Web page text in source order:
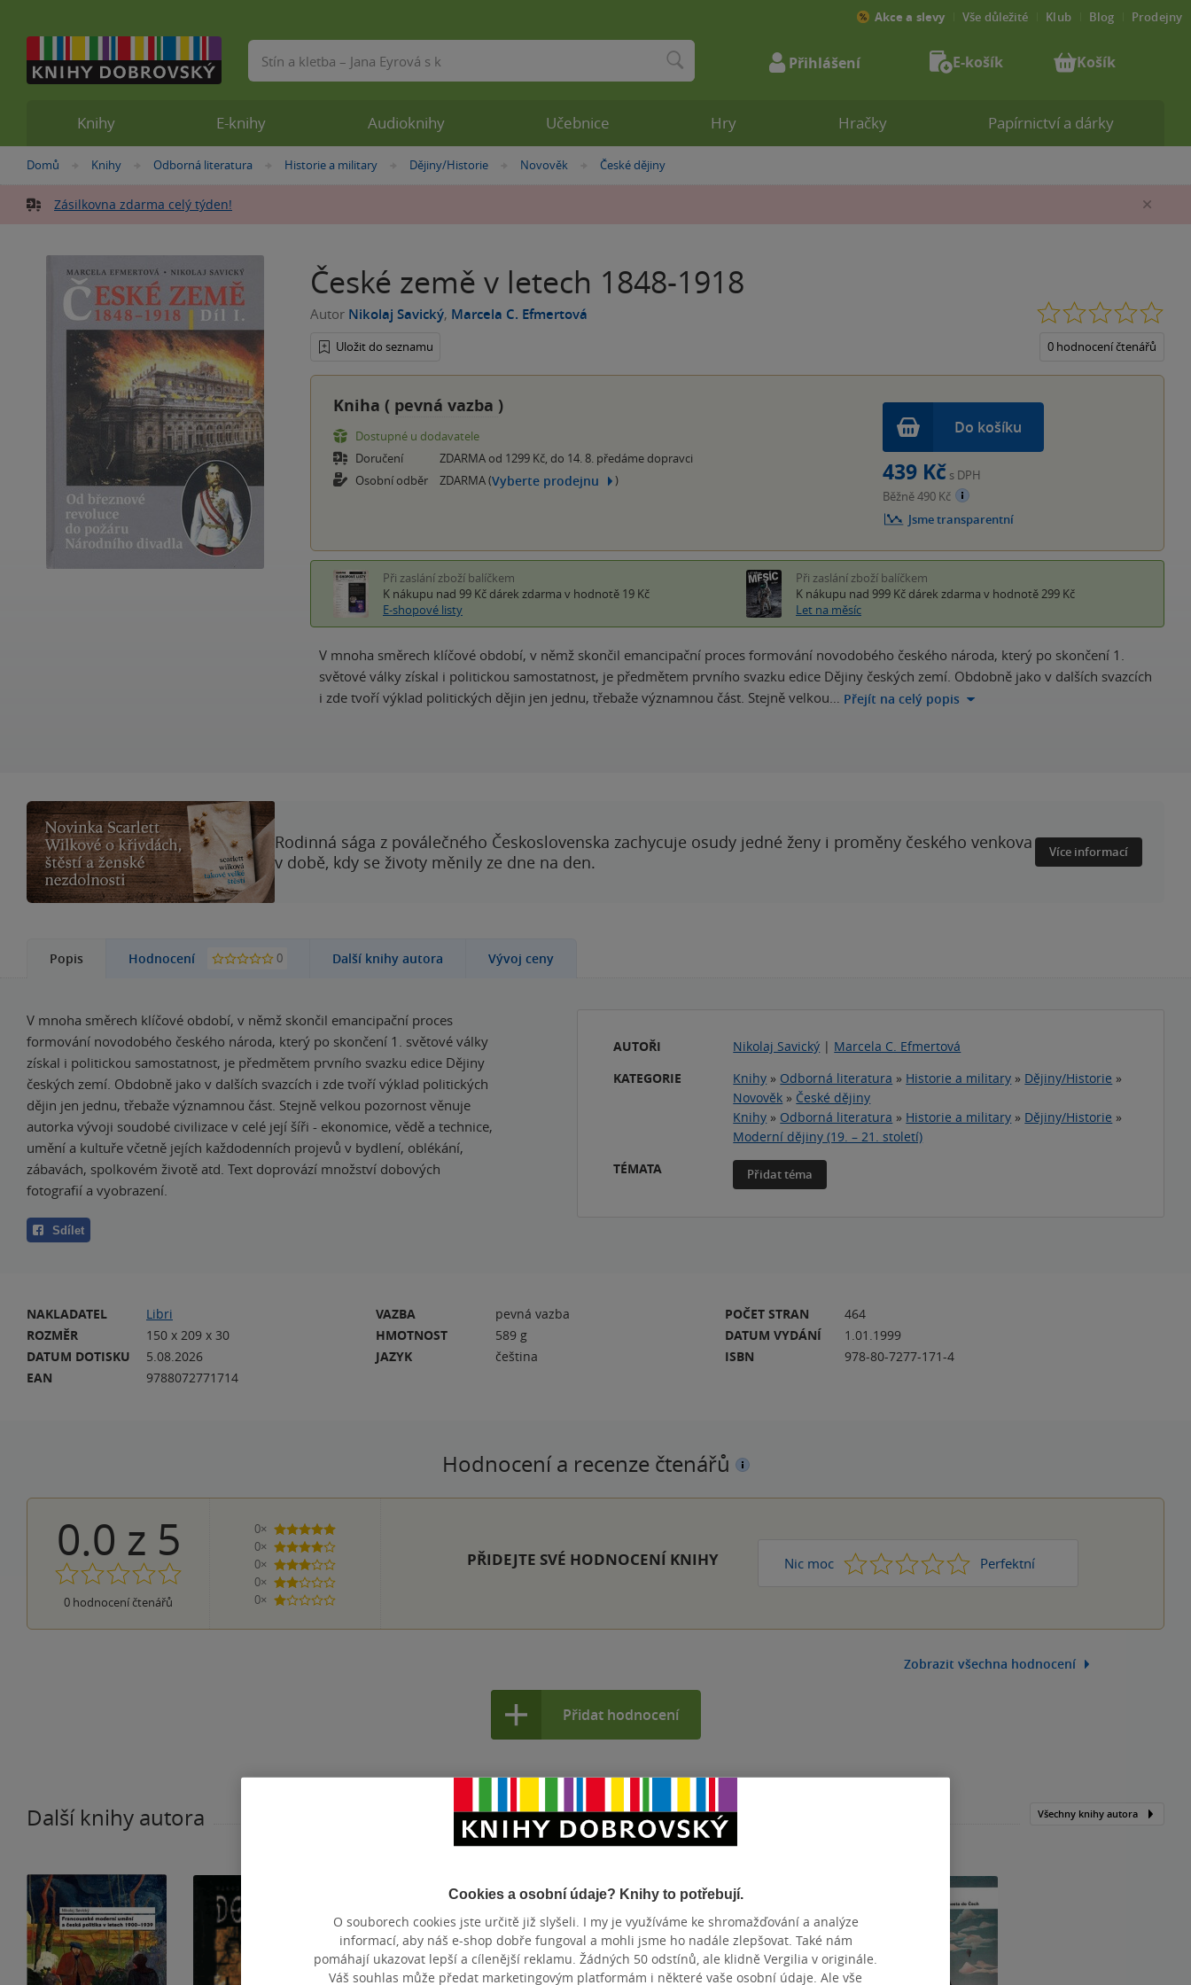
Nacházíte
zde:
Domů »
Knihy »
Odborná literatura »Historie a military »
Dějiny/Historie »
Novověk »
České dějiny
Zásilkovna zdarma celý týden!
České země v letech 1848-1918
Autor Nikolaj Savický, Marcela C. Efmertová
Uložit do seznamu 0 hodnocení čtenářů
Kniha ( pevná vazba )
Dostupné u dodavatele
Doručení
ZDARMA od 1299 Kč, do 14. 8. předáme dopravci
Osobní odběr
ZDARMA (Vyberte prodejnu )
Do košíku
439 Kč s DPH
Běžně 490 Kč
Jsme transparentní
Při zaslání zboží balíčkem
K nákupu nad 99 Kč dárek zdarma v hodnotě 19 Kč
E-shopové listy
Při zaslání zboží balíčkem
K nákupu nad 999 Kč dárek zdarma v hodnotě 299 Kč
Let na měsíc
V mnoha směrech klíčové období, v němž skončil emancipační proces formování novodobého českého národa, který po skončení 1.
světové války získal i politickou samostatnost, je předmětem prvního svazku edice Dějiny českých zemí. Obdobně jako v dalších svazcích
i zde tvoří výklad politických dějin jen jednu, třebaže významnou část. Stejně velkou… Přejít na celý popis
Rodinná sága z poválečného Československa zachycuje osudy jedné ženy i proměny českého venkova
v době, kdy se životy měnily ze dne na den.
Více informací
Popis Hodnocení 0 Další knihy autora Vývoj ceny
V mnoha směrech klíčové období, v němž skončil emancipační proces
formování novodobého českého národa, který po skončení 1. světové války
získal i politickou samostatnost, je předmětem prvního svazku edice Dějiny
českých zemí. Obdobně jako v dalších svazcích i zde tvoří výklad politických
dějin jen jednu, třebaže významnou část. Stejně velkou pozornost věnuje
autorka vývoji soudobé civilizace v celé její šíři - ekonomice, vědě a technice,
umění a kultuře včetně jejích každodenních projevů v bydlení, oblékání,
zábavách, spolkovém životě atd. Text doprovází množství dobových
fotografií a vyobrazení.
Sdílet
AUTOŘI Nikolaj Savický | Marcela C. Efmertová
KATEGORIE
Knihy » Odborná literatura » Historie a military » Dějiny/Historie »
Novověk » České dějiny
Knihy » Odborná literatura » Historie a military » Dějiny/Historie »
Moderní dějiny (19. – 21. století)
TÉMATA
Přidat téma
NAKLADATEL
Libri
ROZMĚR
150 x 209 x 30
DATUM DOTISKU
5.08.2026
EAN
9788072771714
VAZBA
pevná vazba
HMOTNOST
589 g
JAZYK
čeština
POČET STRAN
464
DATUM VYDÁNÍ
1.01.1999
ISBN
978-80-7277-171-4
Hodnocení a recenze čtenářů
0.0 z 5
0 hodnocení čtenářů
0×
5 hvězdiček
0×
4 hvězdičky
0×
3 hvězdičky
0×
2 hvězdičky
0×
1 hvezdička
PŘIDEJTE SVÉ HODNOCENÍ KNIHY Nic moc 1 2 3 4 Perfektní
5
Zobrazit všechna hodnocení
Přidat hodnocení
Další knihy autora Všechny knihy autora
Knihy E-knihy Audioknihy Učebnice Hry Hračky Papírnictví a dárky
Akce a slevy Vše důležité Klub Blog Prodejny
Vyhledávání Přihlášení E-košík Košík
Cookies a osobní údaje? Knihy to potřebují.
O souborech cookies jste určitě již slyšeli. I my je využíváme ke shromažďování a analýze
informací, aby náš e-shop dobře fungoval a mohli jsme ho nadále zlepšovat. Také nám
pomáhají ukazovat lepší a cílenější reklamu. Žádných 50 odstínů, ale klidně Vergilia v originále.
Váš souhlas může předat marketingovým platformám i některé vaše osobní údaje. Ale vše